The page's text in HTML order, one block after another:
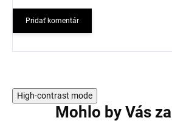
Pridať komentár
High-contrast mode
Mohlo by Vás